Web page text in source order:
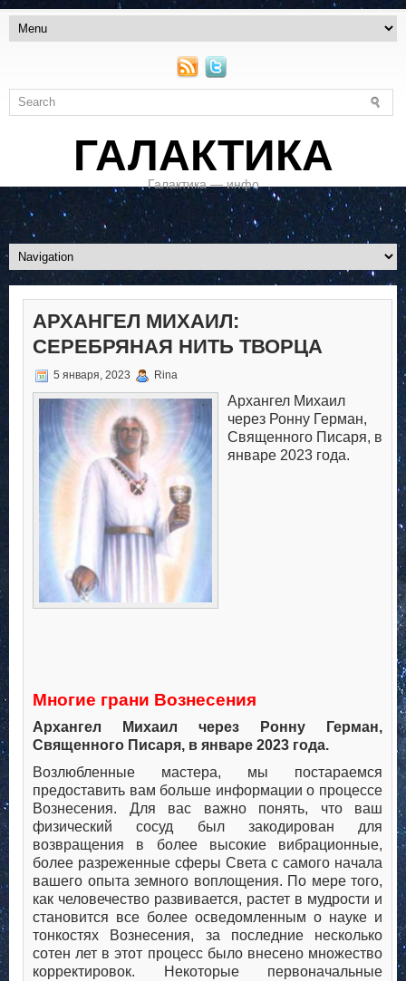
ГАЛАКТИКА
Галактика — инфо
АРХАНГЕЛ МИХАИЛ:
СЕРЕБРЯНАЯ НИТЬ ТВОРЦА
5 января, 2023 Rina
Архангел Михаил
через Ронну Герман,
Священного Писаря, в
январе 2023 года.
Многие грани Вознесения
Архангел Михаил через Ронну Герман,
Священного Писаря, в январе 2023 года.
Возлюбленные мастера, мы постараемся
предоставить вам больше информации о процессе
Вознесения. Для вас важно понять, что ваш
физический сосуд был закодирован для
возвращения в более высокие вибрационные,
более разреженные сферы Света с самого начала
вашего опыта земного воплощения. По мере того,
как человечество развивается, растет в мудрости и
становится все более осведомленным о науке и
тонкостях Вознесения, за последние несколько
сотен лет в этот процесс было внесено множество
корректировок. Некоторые первоначальные